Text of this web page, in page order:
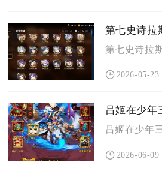
2026-05-23
2026-06-09